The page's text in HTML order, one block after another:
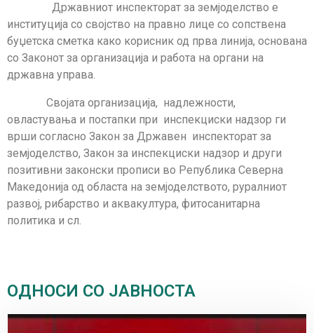
Државниот инспекторат за земјоделство е
институција со својство на правно лице со сопствена
буџетска сметка како корисник од прва линија, основана
со Законот за организација и работа на органи на
државна управа.
Својата организација, надлежности,
овластувања и постапки при инспекциски надзор ги
врши согласно Закон за Државен инспекторат за
земјоделство, Закон за инспекциски надзор и други
позитивни законски прописи во Република Северна
Македонија од областа на земјоделството, руралниот
развој, рибарство и аквакултура, фитосанитарна
политика и сл.
ОДНОСИ СО ЈАВНОСТА